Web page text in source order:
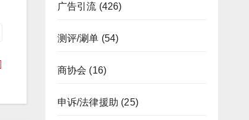
广告引流 (426)
测评/涮单 (54)
商协会 (16)
申诉/法律援助 (25)